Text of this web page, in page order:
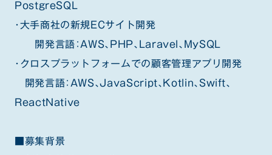
PostgreSQL
・大手商社の新規ECサイト開発
開発言語：AWS、PHP、Laravel、MySQL
・クロスプラットフォームでの顧客管理アプリ開発
開発言語：AWS、JavaScript、Kotlin、Swift、
ReactNative
■募集背景